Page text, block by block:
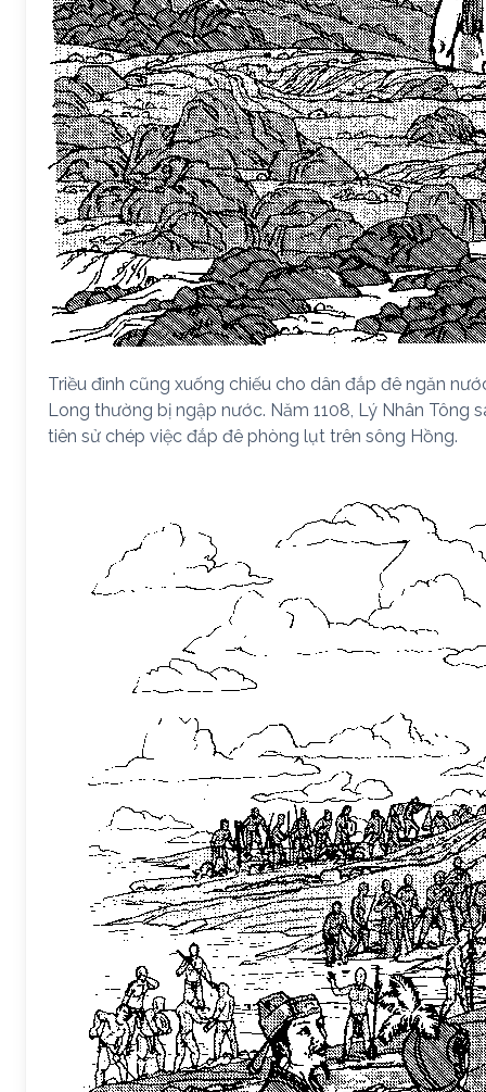
Triều đình cũng xuống chiếu cho dân đắp đê ngăn
Long thường bị ngập nước. Năm 1108, Lý Nhân Tông
tiên sử chép việc đắp đê phòng lụt trên sông Hồng.